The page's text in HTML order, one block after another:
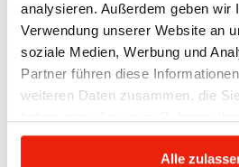
analysieren. Außerdem geben wir
Verwendung unserer Website an
soziale Medien, Werbung und
Partner führen diese
weiteren Daten zusammen, die
gesammelt haben.
Alle
Infrarotkabinen
Infrarotstrahler und
Meta
Eintrags-Feed